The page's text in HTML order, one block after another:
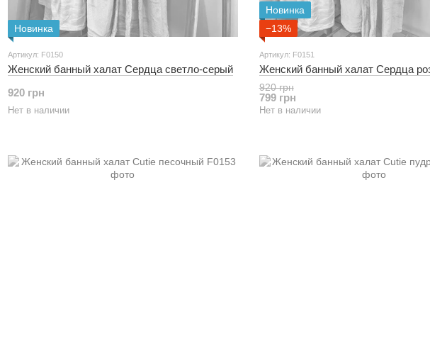
Новинка
Артикул: F0150
Женский банный халат Сердца светло-серый
920 грн
Нет в наличии
Новинка
−13%
Артикул: F0151
Женский банный халат Сердца
920 грн
799 грн
Нет в наличии